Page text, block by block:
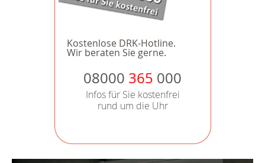
Kostenlose DRK-Hotline.
Wir beraten Sie gerne.
08000 365 000
Infos für Sie kostenfrei
rund um die Uhr